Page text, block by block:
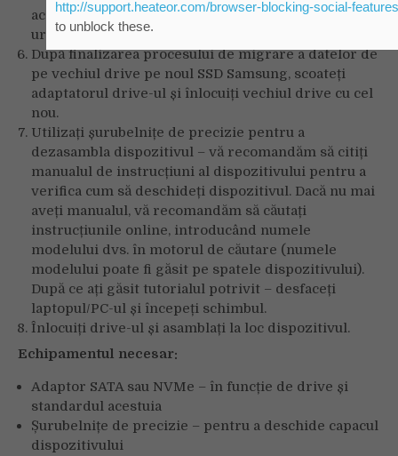
acesta va detecta noua conexiune. În continuare,
urmați instrucțiunile din aplicație.
După finalizarea procesului de migrare a datelor de
pe vechiul drive pe noul SSD Samsung, scoateți
adaptatorul drive-ul și înlocuiți vechiul drive cu cel
nou.
Utilizați șurubelnițe de precizie pentru a
dezasambla dispozitivul – vă recomandăm să citiți
manualul de instrucțiuni al dispozitivului pentru a
verifica cum să deschideți dispozitivul. Dacă nu mai
aveți manualul, vă recomandăm să căutați
instrucțiunile online, introducând numele
modelului dvs. în motorul de căutare (numele
modelului poate fi găsit pe spatele dispozitivului).
După ce ați găsit tutorialul potrivit – desfaceți
laptopul/PC-ul și începeți schimbul.
Înlocuiți drive-ul și asamblați la loc dispozitivul.
Echipamentul necesar:
Adaptor SATA sau NVMe – în funcție de drive și
standardul acestuia
Șurubelnițe de precizie – pentru a deschide capacul
dispozitivului